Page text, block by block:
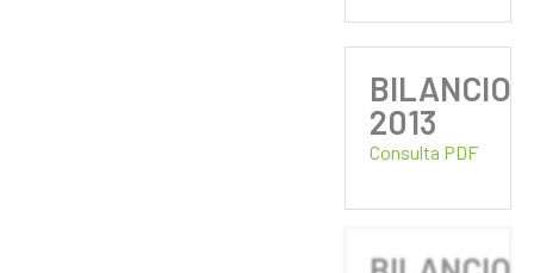
BILANCIO
2013
Consulta PDF